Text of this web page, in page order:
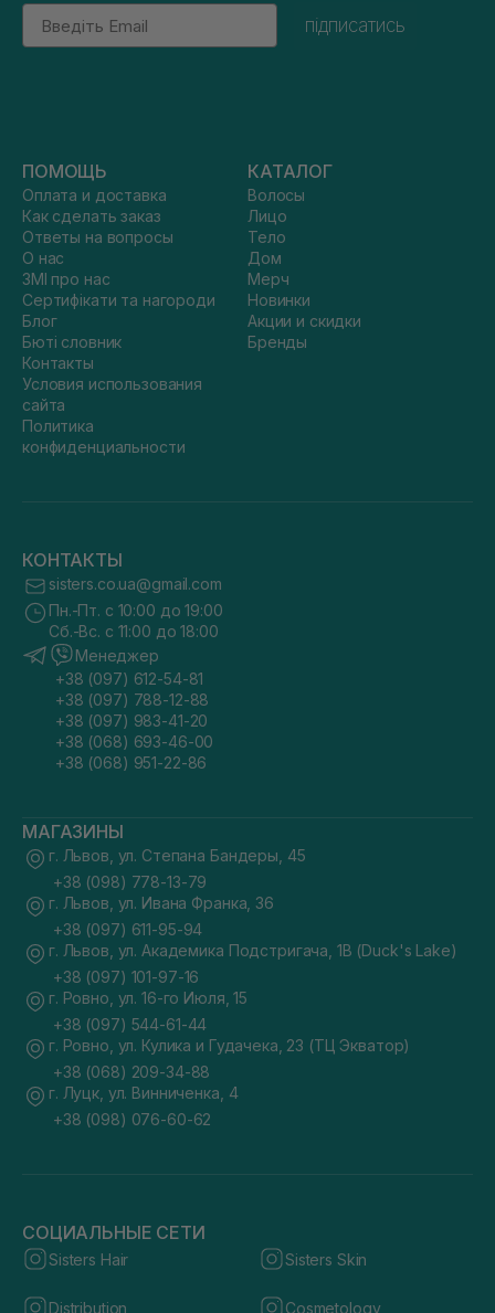
Email
підписатись
ПОМОЩЬ
Оплата и доставка
Как сделать заказ
Ответы на вопросы
О нас
ЗМІ про нас
Сертифікати та нагороди
Блог
Бюті словник
Контакты
Условия использования
сайта
Политика
конфиденциальности
КАТАЛОГ
Волосы
Лицо
Тело
Дом
Мерч
Новинки
Акции и скидки
Бренды
КОНТАКТЫ
sisters.co.ua@gmail.com
Пн.-Пт. с 10:00 до 19:00
Сб.-Вс. с 11:00 до 18:00
Менеджер
+38 (097) 612-54-81
+38 (097) 788-12-88
+38 (097) 983-41-20
+38 (068) 693-46-00
+38 (068) 951-22-86
МАГАЗИНЫ
г. Львов, ул. Степана Бандеры, 45
+38 (098) 778-13-79
г. Львов, ул. Ивана Франка, 36
+38 (097) 611-95-94
г. Львов, ул. Академика Подстригача, 1В (Duck's Lake)
+38 (097) 101-97-16
г. Ровно, ул. 16-го Июля, 15
+38 (097) 544-61-44
г. Ровно, ул. Кулика и Гудачека, 23 (ТЦ Экватор)
+38 (068) 209-34-88
г. Луцк, ул. Винниченка, 4
+38 (098) 076-60-62
СОЦИАЛЬНЫЕ СЕТИ
Sisters Hair Sisters Skin
Distribution Cosmetology